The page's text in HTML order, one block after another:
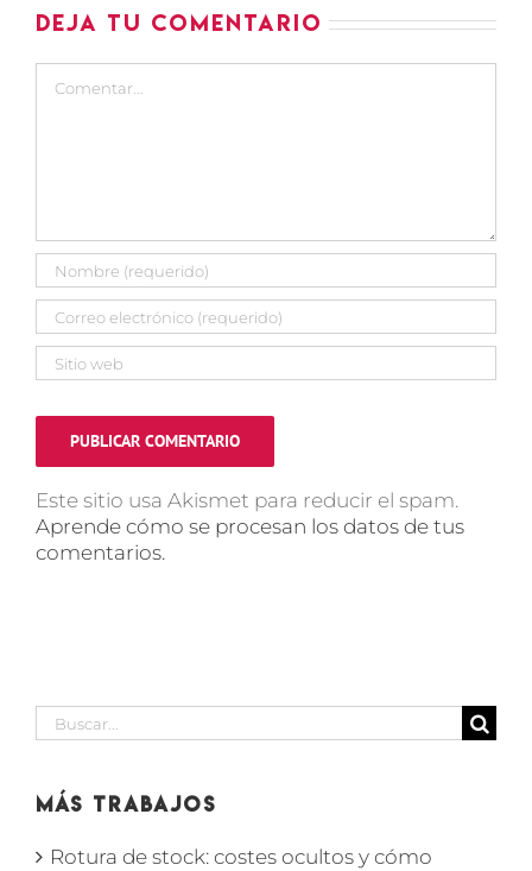
Deja tu comentario
Este sitio usa Akismet para reducir el spam.
Aprende cómo se procesan los datos de tus
comentarios.
Buscar:
Más Trabajos
Rotura de stock: costes ocultos y cómo